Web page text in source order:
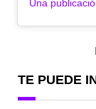
TE PUEDE